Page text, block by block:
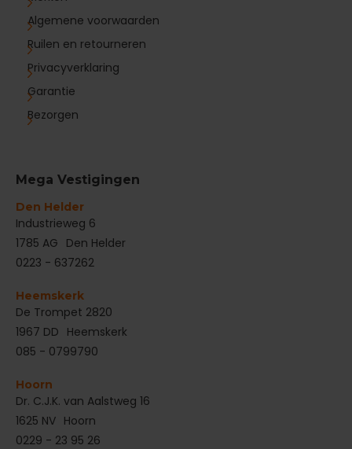
Algemene voorwaarden
Ruilen en retourneren
Privacyverklaring
Garantie
Bezorgen
Mega Vestigingen
Den Helder
‌Industrieweg 6
1785 AG Den Helder
0223 - 637262
Heemskerk
De Trompet 2820
1967 DD Heemskerk
085 - 0799790
Hoorn
Dr. C.J.K. van Aalstweg 16
1625 NV Hoorn
0229 - 23 95 26